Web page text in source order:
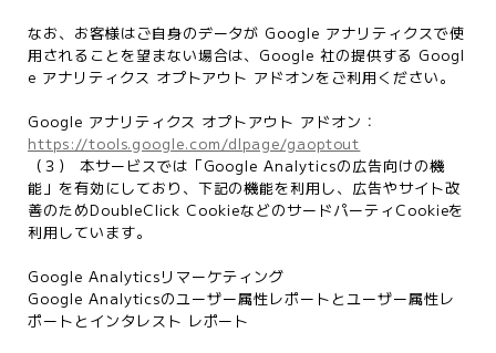
なお、お客様はご自身のデータが Google アナリティクスで使
用されることを望まない場合は、Google 社の提供する Googl
e アナリティクス オプトアウト アドオンをご利用ください。
Google アナリティクス オプトアウト アドオン：
https://tools.google.com/dlpage/gaoptout
（３） 本サービスでは「Google Analyticsの広告向けの機
能」を有効にしており、下記の機能を利用し、広告やサイト改
善のためDoubleClick CookieなどのサードパーティCookieを
利用しています。
Google Analyticsリマーケティング
Google Analyticsのユーザー属性レポートとユーザー属性レ
ポートとインタレスト レポート